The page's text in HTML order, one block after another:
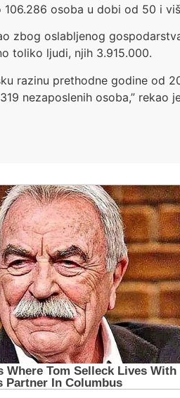
osoba u dobi od 50 i
zbog oslabljenog
toliko ljudi, njih 3.915.000.
razinu prethodne godine od
nezaposlenih osoba,” rekao